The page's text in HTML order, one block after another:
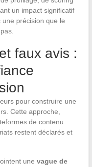
un impact significatif
précision que le
faux avis :
pour construire une
Cette approche,
de contenu
restent déclarés et
une vague de